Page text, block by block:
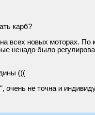
карб?
всех новых моторах. По
ненадо было
(((
очень не точна и